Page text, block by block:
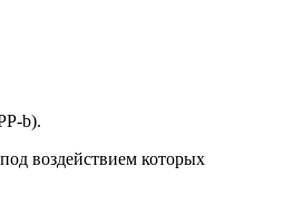
b).
воздействием которых